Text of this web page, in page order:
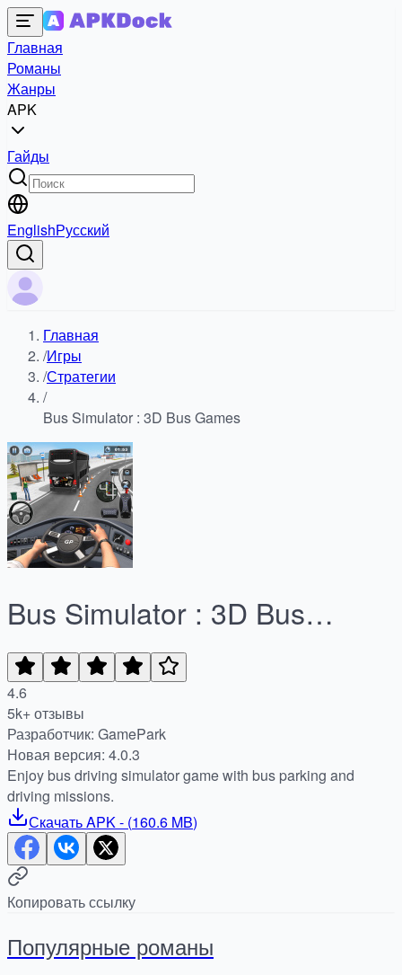
Главная
Романы
Жанры
APK
Гайды
EnglishРусский
Главная
/Игры
/Стратегии
/
Bus Simulator : 3D Bus Games
Bus Simulator : 3D Bus
Games
4.6
5k+ отзывы
Разработчик: GamePark
Новая версия: 4.0.3
Enjoy bus driving simulator game with bus parking and
driving missions.
СкачатьAPK- (160.6 MB)
Копировать ссылку
Популярные романы